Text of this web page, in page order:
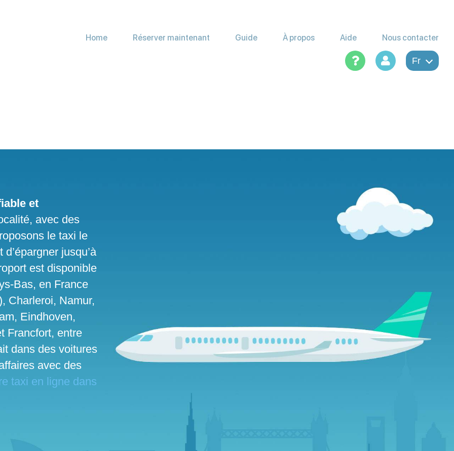
Home Réserver maintenant Guide À propos Aide Nous contacter
Fr
et
avec des
le taxi le
jusqu’à
est disponible
Bas, en France
Charleroi, Namur,
Eindhoven,
Francfort, entre
dans des voitures
avec des
taxi en ligne dans